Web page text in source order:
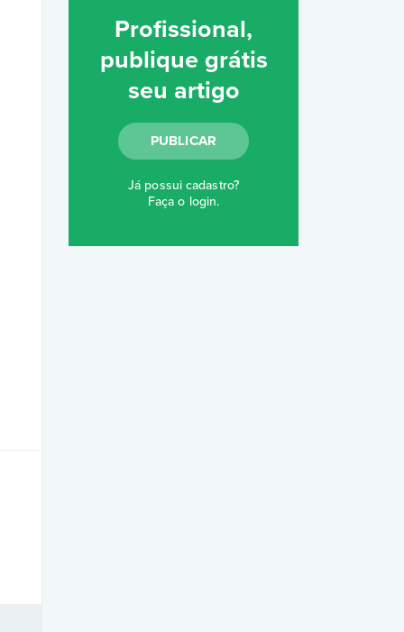
Profissional,
publique grátis
seu artigo
PUBLICAR
Já possui cadastro?
Faça o login.